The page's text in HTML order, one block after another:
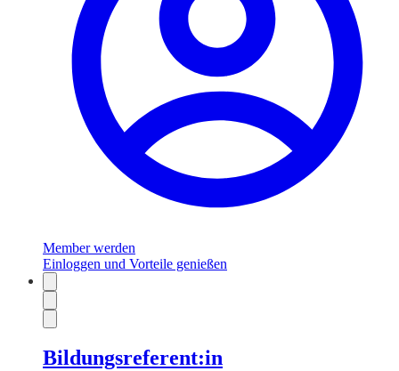
Member werden
Einloggen und Vorteile genießen
Bildungsreferent:in